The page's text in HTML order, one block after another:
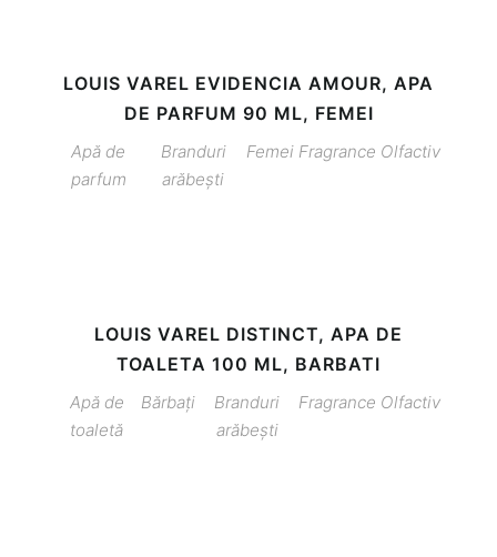
LOUIS VAREL EVIDENCIA AMOUR, APA
DE PARFUM 90 ML, FEMEI
Apă de
parfum
Branduri
arăbești
Femei Fragrance Olfactiv
LOUIS VAREL DISTINCT, APA DE
TOALETA 100 ML, BARBATI
Apă de
toaletă
Bărbați
Branduri
arăbești
Fragrance Olfactiv